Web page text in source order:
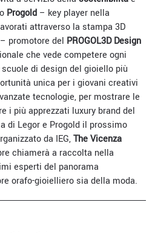
Progold – key player nella
attraverso la stampa 3D
promotore del PROGOL3D Design
che vede competere ogni
di design del gioiello più
unica per i giovani creativi
tecnologie, per mostrare le
i più apprezzati luxury brand del
di Legor e Progold il prossimo
da IEG,The Vicenza
chiamerà a raccolta nella
esperti del panorama
orafo-gioielliero sia della moda.